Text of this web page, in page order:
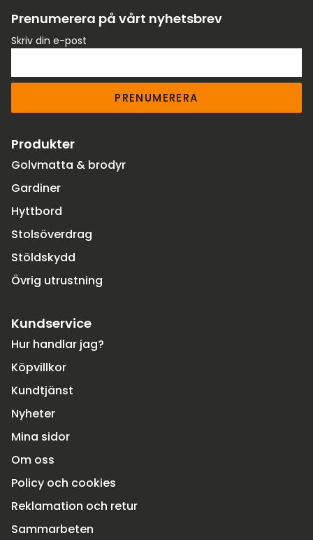
Prenumerera på vårt nyhetsbrev
Skriv din e-post
PRENUMERERA
Produkter
Golvmatta & brodyr
Gardiner
Hyttbord
Stolsöverdrag
Stöldskydd
Övrig utrustning
Kundservice
Hur handlar jag?
Köpvillkor
Kundtjänst
Nyheter
Mina sidor
Om oss
Policy och cookies
Reklamation och retur
Sammarbeten